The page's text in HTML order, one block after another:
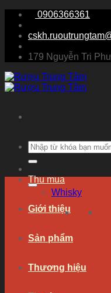
Chuyển
đến
dung
0906366361
179 Nguyễn Tri
Tìm
kiếm:
Thu mua
Giới thiệu
Sản phẩm
Thương hiệu
Whisky